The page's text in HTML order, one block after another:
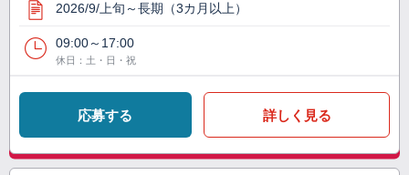
2026/9/上旬～長期（3カ月以上）
09:00～17:00
休日：土・日・祝
応募する 詳しく見る